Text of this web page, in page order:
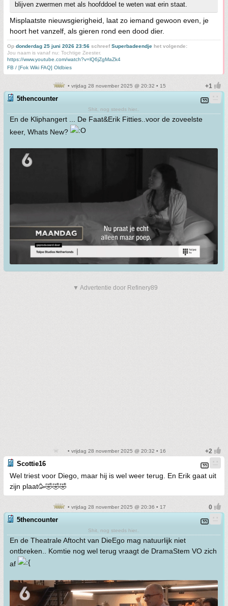
blijven zwermen met als hoofddoel te weten wat erin staat.
Misplaatste nieuwsgierigheid, laat zo iemand gewoon even, je
hoort het vanzelf, als gieren rond een dood dier.
Op donderdag 25 juni 2026 23:56 schreefSuperbadeendje het volgende:
Jou naam is vanaf nu: Tochtige Zeester.
https://www.youtube.com/watch?v=lQ6jZgMaZk4
FB / [Fok Wiki FAQ] Oldbies
• vrijdag 28 november 2025 @ 20:32 • 15
5thencounter
Shit, nog steeds hier..
En de Kliphangert ... De Faat&Erik Fitties..voor de zoveelste
keer, Whats New?
▼ Advertentie door Refinery89
• vrijdag 28 november 2025 @ 20:32 • 16
Scottie16
Wel triest voor Diego, maar hij is wel weer terug. En Erik gaat uit
zijn plaat🥳🤣🤣🤣
• vrijdag 28 november 2025 @ 20:36 • 17
5thencounter
Shit, nog steeds hier..
En de Theatrale Aftocht van DieEgo mag natuurlijk niet
ontbreken.. Komtie nog wel terug vraagt de DramaStem VO zich
af